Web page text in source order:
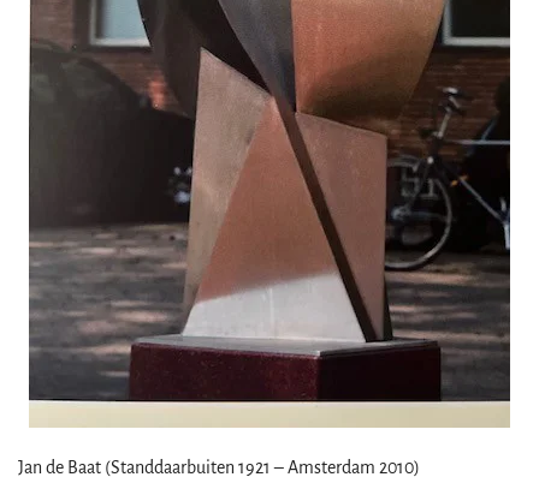
Jan de Baat (Standdaarbuiten 1921 – Amsterdam 2010)